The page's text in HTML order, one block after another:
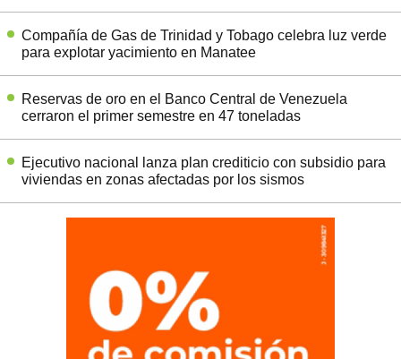
Compañía de Gas de Trinidad y Tobago celebra luz verde
para explotar yacimiento en Manatee
Reservas de oro en el Banco Central de Venezuela
cerraron el primer semestre en 47 toneladas
Ejecutivo nacional lanza plan crediticio con subsidio para
viviendas en zonas afectadas por los sismos